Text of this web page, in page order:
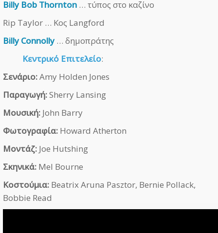
Billy Bob Thornton … τύπος στο καζίνο
Rip Taylor … Κος Langford
Billy Connolly… δημοπράτης
Κεντρικό Επιτελείο:
Σενάριο:Amy Holden Jones
Παραγωγή:Sherry Lansing
Μουσική: John Barry
Φωτογραφία: Howard Atherton
Μοντάζ: Joe Hutshing
Σκηνικά: Mel Bourne
Κοστούμια: Beatrix Aruna Pasztor, Bernie Pollack,
Bobbie Read